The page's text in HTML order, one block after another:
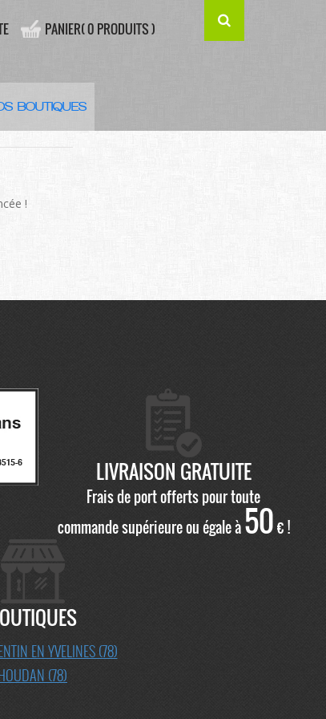
PANIER( 0 PRODUITS )
BOUTIQUES
!
LIVRAISON GRATUITE
Frais de port offerts pour toute
commande supérieure ou égale à50€ !
EN YVELINES (78)
(78)